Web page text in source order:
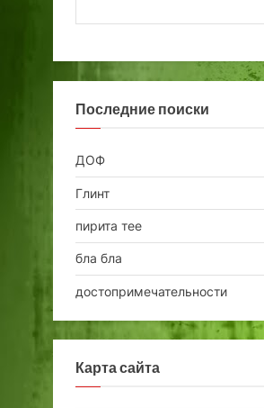
Последние поиски
ДОФ
Глинт
пирита тее
бла бла
достопримечательности
Карта сайта